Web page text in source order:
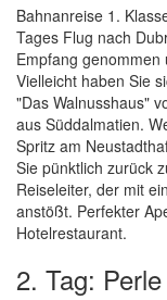
Bahnanreise 1.
Tages Flug nach
Empfang
Vielleicht haben Sie
"Das Walnusshaus"
aus Süddalmatien.
Spritz am
Sie pünktlich zurück
Reiseleiter, der mit
anstößt. Perfekter
Hotelrestaurant.
2. Tag: